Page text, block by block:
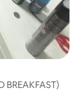
BREAKFAST)